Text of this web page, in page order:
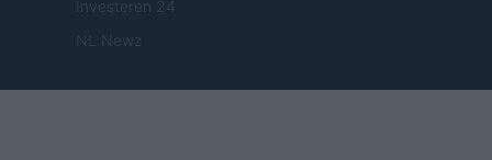
Investeren 24
NL Newz